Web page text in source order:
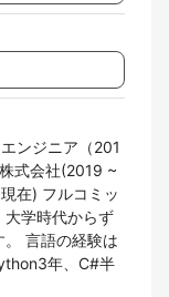
ンジニア（201
式会社(2019 ~
在) フルコミッ
大学時代からず
。 言語の経験は
年、C#半